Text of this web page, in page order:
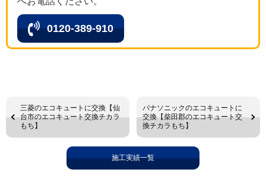
0120-389-910
三菱のエコキュートに交換【仙
台市のエコキュート交換チカラ
もち】
パナソニックのエコキュートに
交換【柴田郡のエコキュート交
換チカラもち】
施工実績一覧